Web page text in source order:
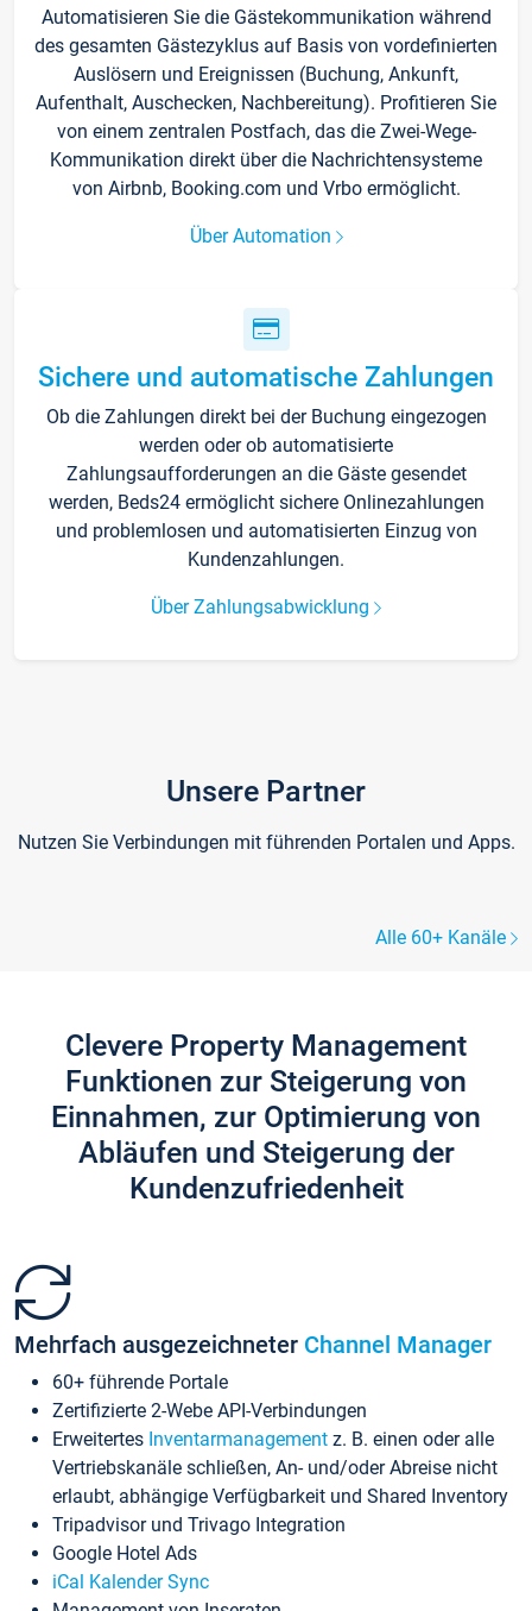
Automatisieren Sie die Gästekommunikation während
des gesamten Gästezyklus auf Basis von vordefinierten
Auslösern und Ereignissen (Buchung, Ankunft,
Aufenthalt, Auschecken, Nachbereitung). Profitieren Sie
von einem zentralen Postfach, das die Zwei-Wege-
Kommunikation direkt über die Nachrichtensysteme
von Airbnb, Booking.com und Vrbo ermöglicht.
Über Automation
Sichere und automatische Zahlungen
Ob die Zahlungen direkt bei der Buchung eingezogen
werden oder ob automatisierte
Zahlungsaufforderungen an die Gäste gesendet
werden, Beds24 ermöglicht sichere Onlinezahlungen
und problemlosen und automatisierten Einzug von
Kundenzahlungen.
Über Zahlungsabwicklung
Unsere Partner
Nutzen Sie Verbindungen mit führenden Portalen und Apps.
Alle 60+ Kanäle
Clevere Property Management
Funktionen zur Steigerung von
Einnahmen, zur Optimierung von
Abläufen und Steigerung der
Kundenzufriedenheit
Mehrfach ausgezeichneter Channel Manager
60+ führende Portale
Zertifizierte 2-Webe API-Verbindungen
Erweitertes Inventarmanagement z. B. einen oder alle
Vertriebskanäle schließen, An- und/oder Abreise nicht
erlaubt, abhängige Verfügbarkeit und Shared Inventory
Tripadvisor und Trivago Integration
Google Hotel Ads
iCal Kalender Sync